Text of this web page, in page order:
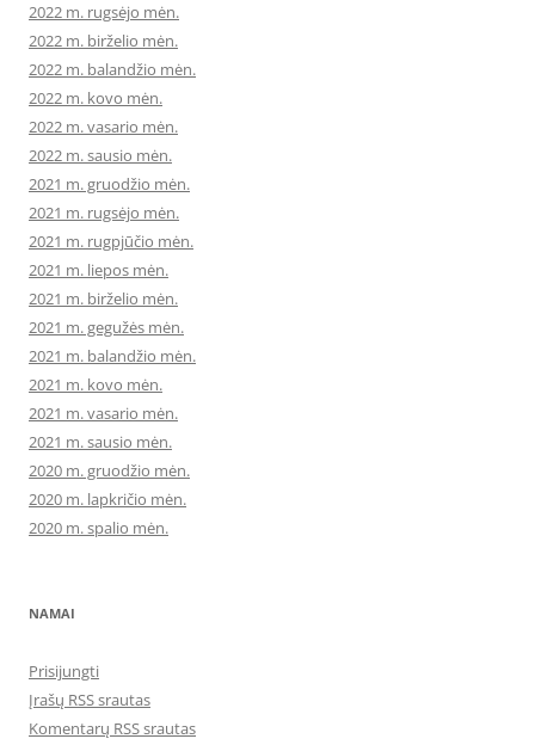
2022 m. rugsėjo mėn.
2022 m. birželio mėn.
2022 m. balandžio mėn.
2022 m. kovo mėn.
2022 m. vasario mėn.
2022 m. sausio mėn.
2021 m. gruodžio mėn.
2021 m. rugsėjo mėn.
2021 m. rugpjūčio mėn.
2021 m. liepos mėn.
2021 m. birželio mėn.
2021 m. gegužės mėn.
2021 m. balandžio mėn.
2021 m. kovo mėn.
2021 m. vasario mėn.
2021 m. sausio mėn.
2020 m. gruodžio mėn.
2020 m. lapkričio mėn.
2020 m. spalio mėn.
NAMAI
Prisijungti
Įrašų RSS srautas
Komentarų RSS srautas